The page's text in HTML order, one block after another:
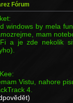
Fórum
windows by mela
mam
a je zde nekolik
Vistu, nahore
4.